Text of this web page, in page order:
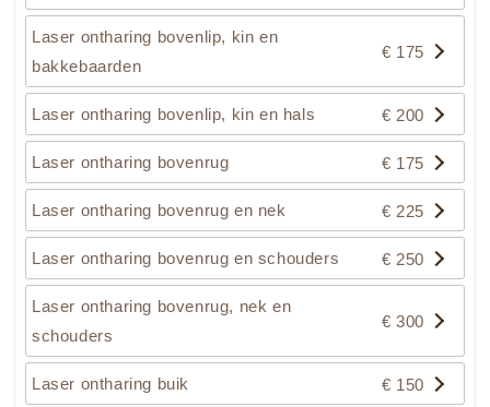
Laser ontharing bovenlip, kin en
bakkebaarden
€ 175
Laser ontharing bovenlip, kin en hals € 200
Laser ontharing bovenrug € 175
Laser ontharing bovenrug en nek € 225
Laser ontharing bovenrug en schouders € 250
Laser ontharing bovenrug, nek en
schouders
€ 300
Laser ontharing buik € 150